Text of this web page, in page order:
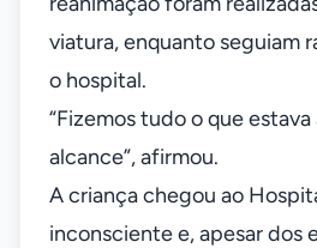
viatura, enquanto seguiam
o hospital.
“Fizemos tudo o que estava
alcance”, afirmou.
A criança chegou ao
inconsciente e, apesar dos